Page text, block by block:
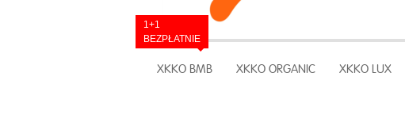
XKKO BMB
1+1
BEZPŁATNIE
XKKO ORGANIC XKKO LUX